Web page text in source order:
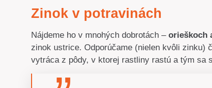
Zinok v potravinách
Nájdeme ho v mnohých dobrotách – orieškoch
zinok ustrice. Odporúčame (nielen kvôli zinku)
vytráca z pôdy, v ktorej rastliny rastú a tým sa